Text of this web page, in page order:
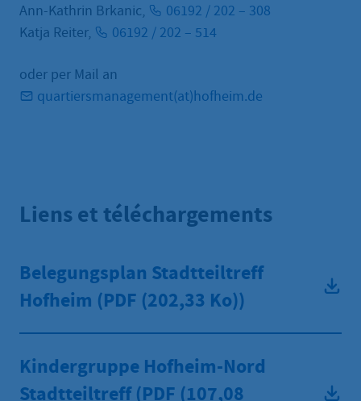
Ann-Kathrin Brkanic,
06192 / 202 – 308
Katja Reiter,
06192 / 202 – 514
oder per Mail an
quartiersmanagement(at)hofheim.de
Liens et téléchargements
Belegungsplan Stadtteiltreff
Hofheim (PDF (202,33 Ko))
Kindergruppe Hofheim-Nord
Stadtteiltreff (PDF (107,08